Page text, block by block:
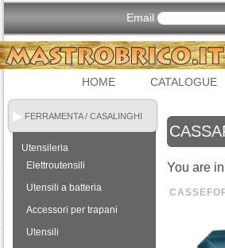
Email
HOME CATALOGUE
FERRAMENTA / CASALINGHI
Utensileria
Elettroutensili
Utensili a batteria
Accessori per trapani
Utensili
You are